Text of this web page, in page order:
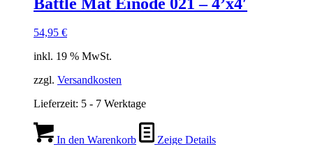
54,95 €
inkl. 19 % MwSt.
zzgl. Versandkosten
Lieferzeit: 5 - 7 Werktage
In den Warenkorb Zeige Details